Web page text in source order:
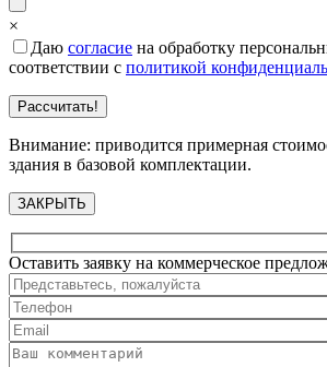
×
Даю согласие на обработку
соответствии с политикой
Внимание: приводится примерная
здания в базовой комплектации.
ЗАКРЫТЬ
Оставить заявку на коммерческое